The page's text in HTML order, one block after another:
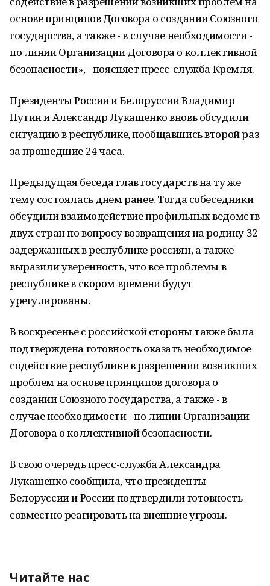
основе принципов Договора о создании Союзного
государства, а также - в случае необходимости -
по линии Организации Договора о коллективной
безопасности», - поясняет пресс-служба Кремля.
Президенты России и Белоруссии Владимир
Путин и Александр Лукашенко вновь обсудили
ситуацию в республике, пообщавшись второй раз
за прошедшие 24 часа.
Предыдущая беседа глав государств на ту же
тему состоялась днем ранее. Тогда собеседники
обсудили взаимодействие профильных ведомств
двух стран по вопросу возвращения на родину 32
задержанных в республике россиян, а также
выразили уверенность, что все проблемы в
республике в скором времени будут
урегулированы.
В воскресенье с российской стороны также была
подтверждена готовность оказать необходимое
содействие республике в разрешении возникших
проблем на основе принципов договора о
создании Союзного государства, а также - в
случае необходимости - по линии Организации
Договора о коллективной безопасности.
В свою очередь пресс-служба Александра
Лукашенко сообщила, что президенты
Белоруссии и России подтвердили готовность
совместно реагировать на внешние угрозы.
Читайте нас